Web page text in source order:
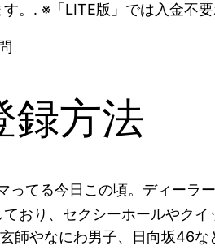
。. ※「LITE版」では入金不
録方法
てる今日この頃。ディーラ
おり、セクシーホールやク
師やなにわ男子、日向坂46